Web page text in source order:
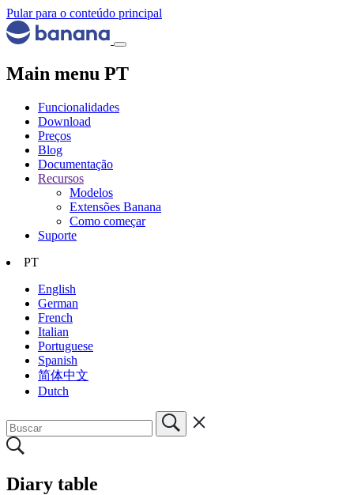
Pular para o conteúdo principal
Main menu PT
Funcionalidades
Download
Preços
Blog
Documentação
Recursos
Modelos
Extensões Banana
Como começar
Suporte
PT
English
German
French
Italian
Portuguese
Spanish
简体中文
Dutch
Diary table